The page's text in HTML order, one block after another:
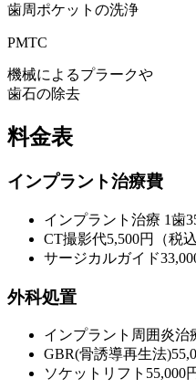
歯周ポケットの洗浄
PMTC
機械によるプラークや
歯石の除去
料金表
インプラント治療費
インプラント治療 1歯
CT撮影代5,500円（税込
サージカルガイド
外科処置
インプラント周囲炎治
GBR(骨誘導再生法)
ソケットリフト 55,000